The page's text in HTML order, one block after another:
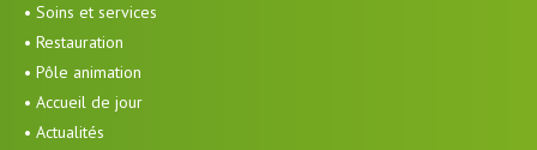
• Soins et services
• Restauration
• Pôle animation
• Accueil de jour
• Actualités